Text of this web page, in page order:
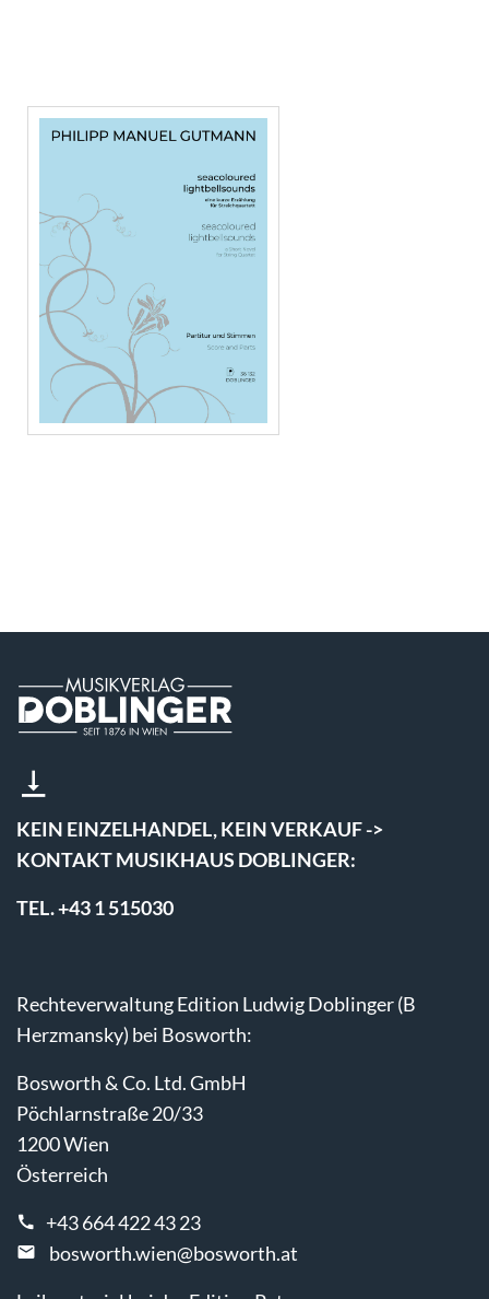
KEIN EINZELHANDEL, KEIN VERKAUF ->
KONTAKT MUSIKHAUS DOBLINGER:
TEL. +43 1 515030
Rechteverwaltung Edition Ludwig Doblinger (B
Herzmansky) bei Bosworth:
Bosworth & Co. Ltd. GmbH
Pöchlarnstraße 20/33
1200 Wien
Österreich
+43 664 422 43 23
bosworth.wien@bosworth.at